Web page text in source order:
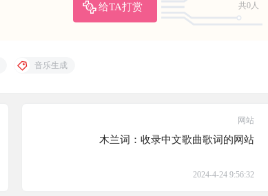
给TA打赏
共0人
音乐生成
网站
木兰词：收录中文歌曲歌词的网站
2024-4-24 9:56:32